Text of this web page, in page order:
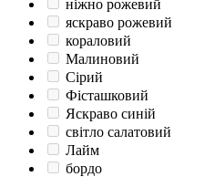
ніжно рожевий
яскраво рожевий
кораловий
Малиновий
Сірий
Фісташковий
Яскраво синій
світло салатовий
Лайм
бордо